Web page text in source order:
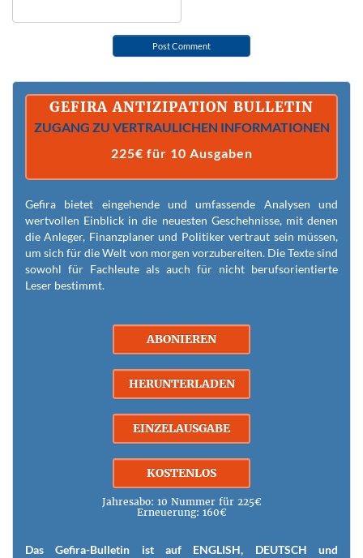
GEFIRA ANTIZIPATION BULLETIN
ZUGANG ZU VERTRAULICHEN INFORMATIONEN
225€ für 10 Ausgaben
Gefira bietet eingehende und umfassende Analysen und
wertvollen Einblick in die neuesten Geschehnisse, mit denen
die Anleger, Finanzplaner und Politiker vertraut sein müssen,
um sich für die Welt von morgen vorzubereiten. Die Texte sind
sowohl für Fachleute als auch für nicht berufsorientierte
Leser bestimmt.
ABONIEREN
HERUNTERLADEN
EINZELAUSGABE
KOSTENLOS
Jahresabo: 10 Nummer für 225€
Erneuerung: 160€
Das Gefira-Bulletin ist auf ENGLISH, DEUTSCH und